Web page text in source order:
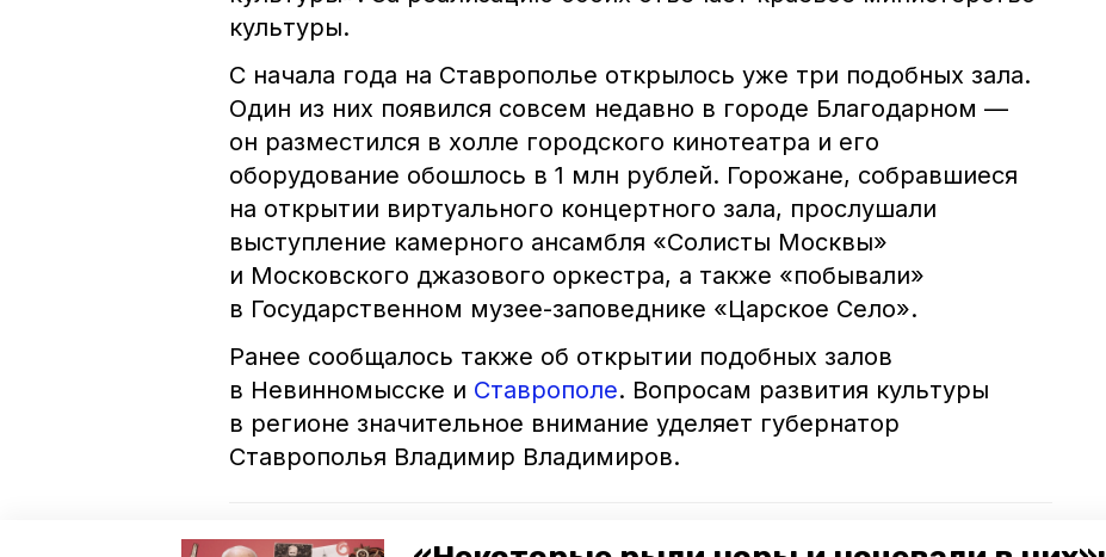
культуры.
С начала года на Ставрополье открылось уже три подобных зала.
Один из них появился совсем недавно в городе Благодарном —
он разместился в холле городского кинотеатра и его
оборудование обошлось в 1 млн рублей. Горожане, собравшиеся
на открытии виртуального концертного зала, прослушали
выступление камерного ансамбля «Солисты Москвы»
и Московского джазового оркестра, а также «побывали»
в Государственном музее-заповеднике «Царское Село».
Ранее сообщалось также об открытии подобных залов
в Невинномысске и Ставрополе. Вопросам развития культуры
в регионе значительное внимание уделяет губернатор
Ставрополья Владимир Владимиров.
Читайте также: